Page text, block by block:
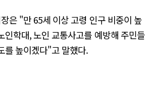
은 "만 65세 이상 고령 인구 비중이 높
인학대, 노인 교통사고를 예방해 주민들
를 높이겠다"고 말했다.